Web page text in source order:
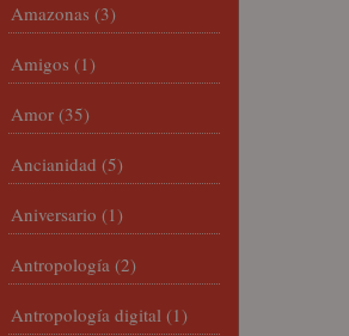
Amazonas (3)
Amigos (1)
Amor (35)
Ancianidad (5)
Aniversario (1)
Antropología (2)
Antropología digital (1)